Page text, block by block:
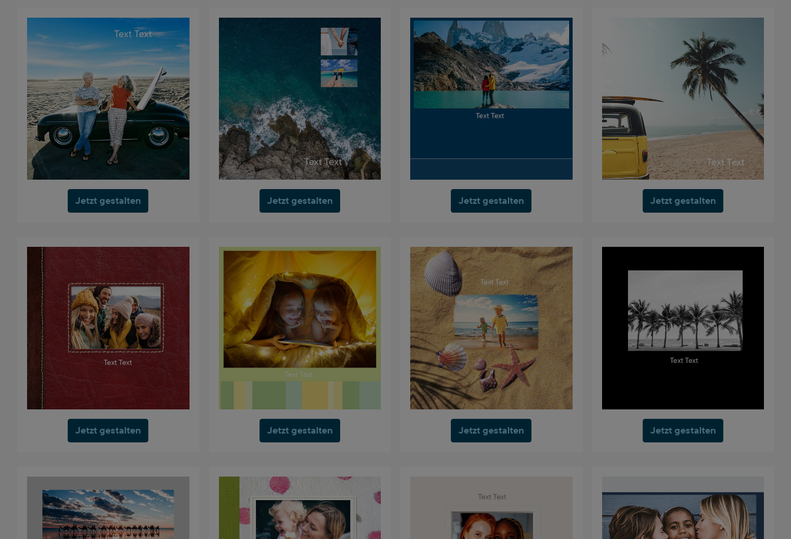
Jetzt gestalten Jetzt gestalten Jetzt gestalten Jetzt gestalten
Jetzt gestalten Jetzt gestalten Jetzt gestalten Jetzt gestalten